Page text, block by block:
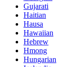
Gujarati
Haitian
Hausa
Hawaiian
Hebrew
Hmong
Hungarian